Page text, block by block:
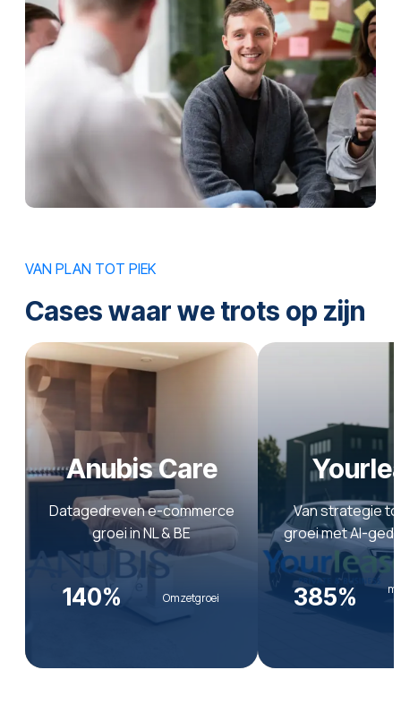
VAN PLAN TOT PIEK
Cases waar we trots op zijn
Anubis Care
Datagedreven e-commerce
groei in NL & BE
140% Omzetgroei
Van strategie
groei met AI-
385%